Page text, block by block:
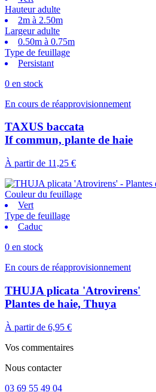
Hauteur adulte
2m à 2.50m
Largeur adulte
0.50m à 0.75m
Type de feuillage
Persistant
0 en stock
En cours de réapprovisionnement
TAXUS baccata
If commun, plante de haie
À partir de 11,25 €
Couleur du feuillage
Vert
Type de feuillage
Caduc
0 en stock
En cours de réapprovisionnement
THUJA plicata 'Atrovirens'
Plantes de haie, Thuya
À partir de 6,95 €
Vos commentaires
Nous contacter
03 69 55 49 04